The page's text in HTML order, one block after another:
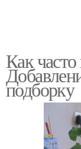
Как
подборку